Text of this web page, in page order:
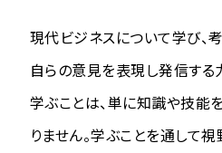
現代ビジネスについて学び、
自らの意見を表現し発信する
学ぶことは、単に知識や技能
りません。学ぶことを通して